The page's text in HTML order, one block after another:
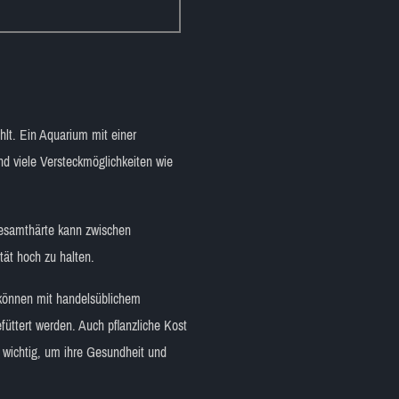
Ein Aquarium mit einer
viele Versteckmöglichkeiten wie
kann zwischen
hoch zu halten.
mit handelsüblichem
werden. Auch pflanzliche Kost
um ihre Gesundheit und